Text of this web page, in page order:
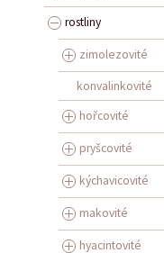
rostliny
zimolezovité
konvalinkovité
hořcovité
pryšcovité
kýchavicovité
makovité
hyacintovité